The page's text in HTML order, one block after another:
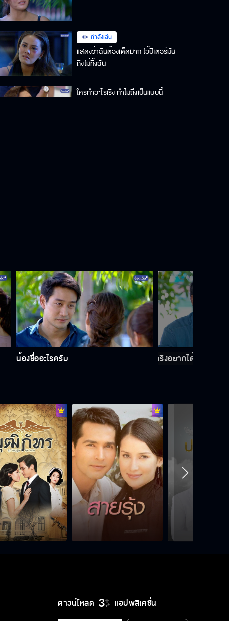
กำลังเล่น
แสดงว่าฉันต้องเด็ดมาก ไอ้ปีเตอร์มัน
ถึงไม่ทิ้งฉัน
ใครทำอะไรเริง ทำไมถึงเป็นแบบนี้
ตัวเองอีกครั้ง
รู้ตั้งนานแล้วว่าคุณชอบผม รู้ว่าผม
ชอบคุณ แล้วทำไมไม่บอก
ที่ทำเป็นมีความสุขดูก็รู้ว่า Fake
ทั้งหมด
ว่า พิม ใจร้าย แล้วที่ พี่ฤกษ์ ทำกับพิม
เรียกว่าใจอะไร
คิดถึงน้าพิมเหมือนพ่อเลย ก่อนนอนก็
คิดจะไปก็สะบัดตูดไป
น้องชื่ออะไรครับ เริงอยากได้อะไร พี่จ
ดาวน์โหลด แอปพลิเคชั่น